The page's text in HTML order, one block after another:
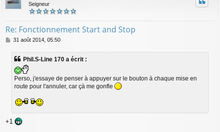
Seigneur
Re: Fonctionnement Start and Stop
M
s
31 août 2014, 05:50
Phil.S-Line 170 a écrit :
Perso, j'essaye de penser à appuyer sur le bouton à chaque mise en
route pour l'annuler, car çà me gonfle
+1